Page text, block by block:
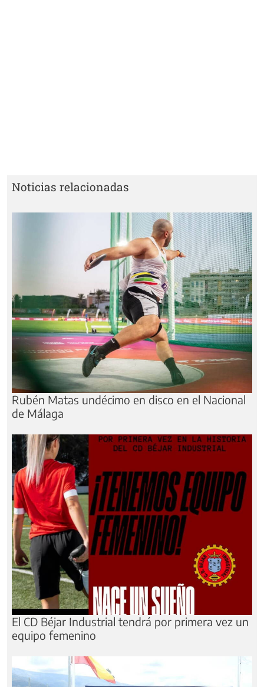
Noticias relacionadas
Rubén Matas undécimo en disco en el Nacional
de Málaga
El CD Béjar Industrial tendrá por primera vez un
equipo femenino